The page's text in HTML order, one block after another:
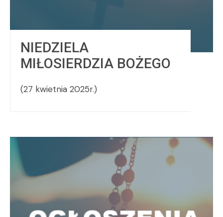
NIEDZIELA
MIŁOSIERDZIA BOŻEGO
(27 kwietnia 2025r.)